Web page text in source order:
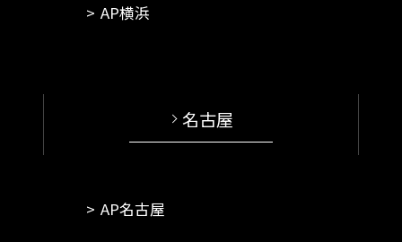
AP横浜
名古屋
AP名古屋